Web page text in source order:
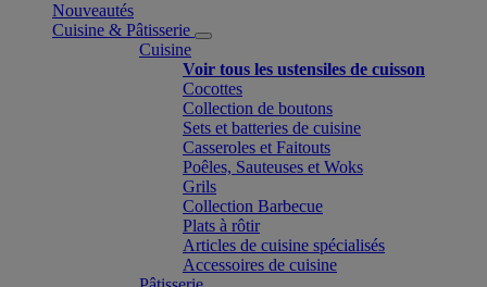
Nouveautés
Cuisine & Pâtisserie
Cuisine
Voir tous les ustensiles de cuisson
Cocottes
Collection de boutons
Sets et batteries de cuisine
Casseroles et Faitouts
Poêles, Sauteuses et Woks
Grils
Collection Barbecue
Plats à rôtir
Articles de cuisine spécialisés
Accessoires de cuisine